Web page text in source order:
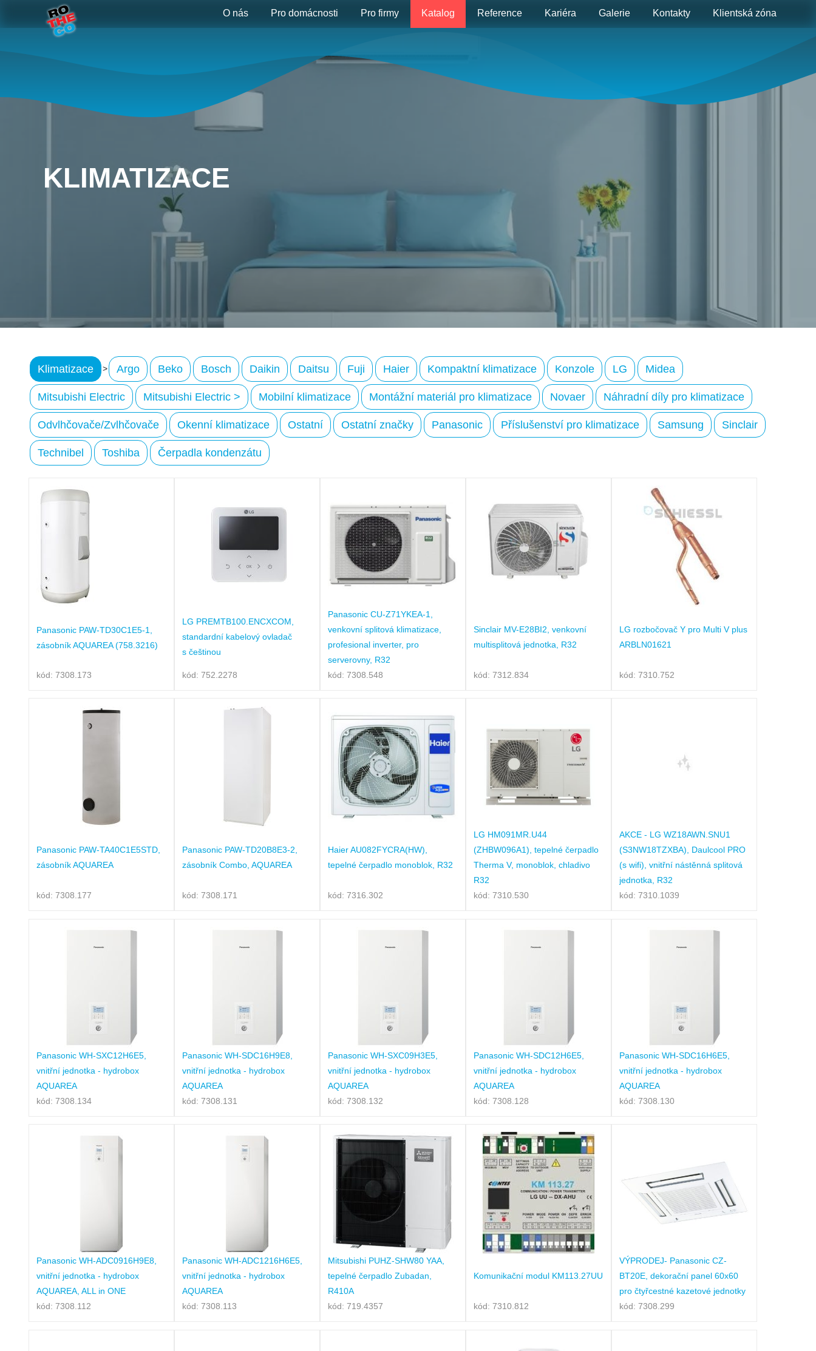
O nás Pro domácnosti Pro firmy Katalog Reference Kariéra Galerie Kontakty Klientská zóna
KLIMATIZACE
Klimatizace > Argo Beko Bosch Daikin Daitsu Fuji Haier Kompaktní klimatizace Konzole LG Midea
Mitsubishi Electric Mitsubishi Electric > Mobilní klimatizace Montážní materiál pro klimatizace Novaer Náhradní díly pro klimatizace
Odvlhčovače/Zvlhčovače Okenní klimatizace Ostatní Ostatní značky Panasonic Příslušenství pro klimatizace Samsung Sinclair
Technibel Toshiba Čerpadla kondenzátu
Panasonic PAW-TD30C1E5-1,
zásobník AQUAREA (758.3216)
kód: 7308.173
LG PREMTB100.ENCXCOM,
standardní kabelový ovladač
s češtinou
kód: 752.2278
Panasonic CU-Z71YKEA-1,
venkovní splitová klimatizace,
profesional inverter, pro
serverovny, R32
kód: 7308.548
Sinclair MV-E28BI2, venkovní
multisplitová jednotka, R32
kód: 7312.834
LG rozbočovač Y pro Multi V plus
ARBLN01621
kód: 7310.752
Panasonic PAW-TA40C1E5STD,
zásobník AQUAREA
kód: 7308.177
Panasonic PAW-TD20B8E3-2,
zásobník Combo, AQUAREA
kód: 7308.171
Haier AU082FYCRA(HW),
tepelné čerpadlo monoblok, R32
kód: 7316.302
LG HM091MR.U44
(ZHBW096A1), tepelné čerpadlo
Therma V, monoblok, chladivo
R32
kód: 7310.530
AKCE - LG WZ18AWN.SNU1
(S3NW18TZXBA), Daulcool PRO
(s wifi), vnitřní nástěnná splitová
jednotka, R32
kód: 7310.1039
Panasonic WH-SXC12H6E5,
vnitřní jednotka - hydrobox
AQUAREA
kód: 7308.134
Panasonic WH-SDC16H9E8,
vnitřní jednotka - hydrobox
AQUAREA
kód: 7308.131
Panasonic WH-SXC09H3E5,
vnitřní jednotka - hydrobox
AQUAREA
kód: 7308.132
Panasonic WH-SDC12H6E5,
vnitřní jednotka - hydrobox
AQUAREA
kód: 7308.128
Panasonic WH-SDC16H6E5,
vnitřní jednotka - hydrobox
AQUAREA
kód: 7308.130
Panasonic WH-ADC0916H9E8,
vnitřní jednotka - hydrobox
AQUAREA, ALL in ONE
kód: 7308.112
Panasonic WH-ADC1216H6E5,
vnitřní jednotka - hydrobox
AQUAREA
kód: 7308.113
Mitsubishi PUHZ-SHW80 YAA,
tepelné čerpadlo Zubadan,
R410A
kód: 719.4357
Komunikační modul KM113.27UU
kód: 7310.812
VÝPRODEJ- Panasonic CZ-
BT20E, dekorační panel 60x60
pro čtyřcestné kazetové jednotky
kód: 7308.299